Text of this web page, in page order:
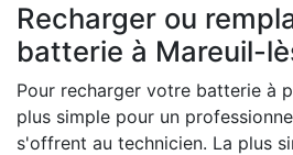
Recharger ou
batterie à Mareuil-
Pour recharger votre batterie à
plus simple pour un
s'offrent au technicien. La plus